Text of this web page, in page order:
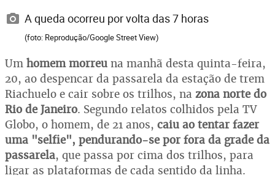
A queda ocorreu por volta das 7 horas
(foto: Reprodução/Google Street View)
Um homem morreu na manhã desta quinta-feira,
20, ao despencar da passarela da estação de trem
Riachuelo e cair sobre os trilhos, na zona norte do
Rio de Janeiro. Segundo relatos colhidos pela TV
Globo, o homem, de 21 anos, caiu ao tentar fazer
uma "selfie", pendurando-se por fora da grade da
passarela, que passa por cima dos trilhos, para
ligar as plataformas de cada sentido da linha.